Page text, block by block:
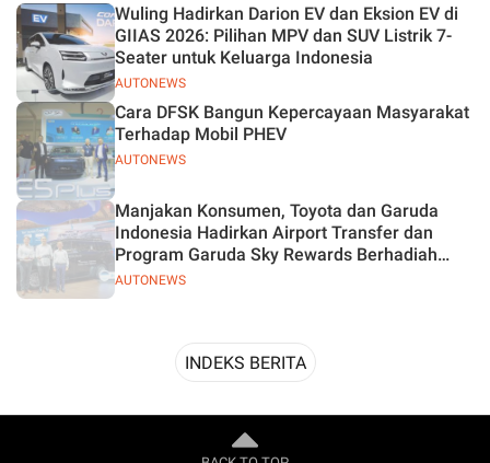
AUTONEWS
Wuling Hadirkan Darion EV dan Eksion EV di
GIIAS 2026: Pilihan MPV dan SUV Listrik 7-
Seater untuk Keluarga Indonesia
AUTONEWS
Cara DFSK Bangun Kepercayaan Masyarakat
Terhadap Mobil PHEV
AUTONEWS
Manjakan Konsumen, Toyota dan Garuda
Indonesia Hadirkan Airport Transfer dan
Program Garuda Sky Rewards Berhadiah
Hybrid EV
INDEKS BERITA